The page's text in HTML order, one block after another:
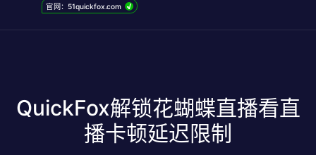
官网：51quickfox.com √
QuickFox解锁花蝴蝶直播看直
播卡顿延迟限制